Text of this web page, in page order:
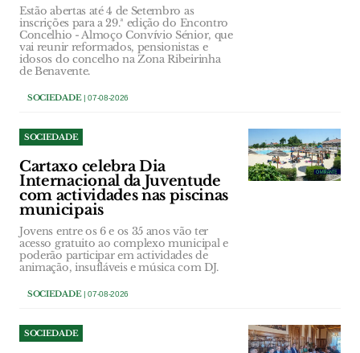
Estão abertas até 4 de Setembro as
inscrições para a 29.ª edição do Encontro
Concelhio - Almoço Convívio Sénior, que
vai reunir reformados, pensionistas e
idosos do concelho na Zona Ribeirinha
de Benavente.
SOCIEDADE| 07-08-2026
SOCIEDADE
Cartaxo celebra Dia
Internacional da Juventude
com actividades nas piscinas
municipais
Jovens entre os 6 e os 35 anos vão ter
acesso gratuito ao complexo municipal e
poderão participar em actividades de
animação, insufláveis e música com DJ.
SOCIEDADE| 07-08-2026
SOCIEDADE